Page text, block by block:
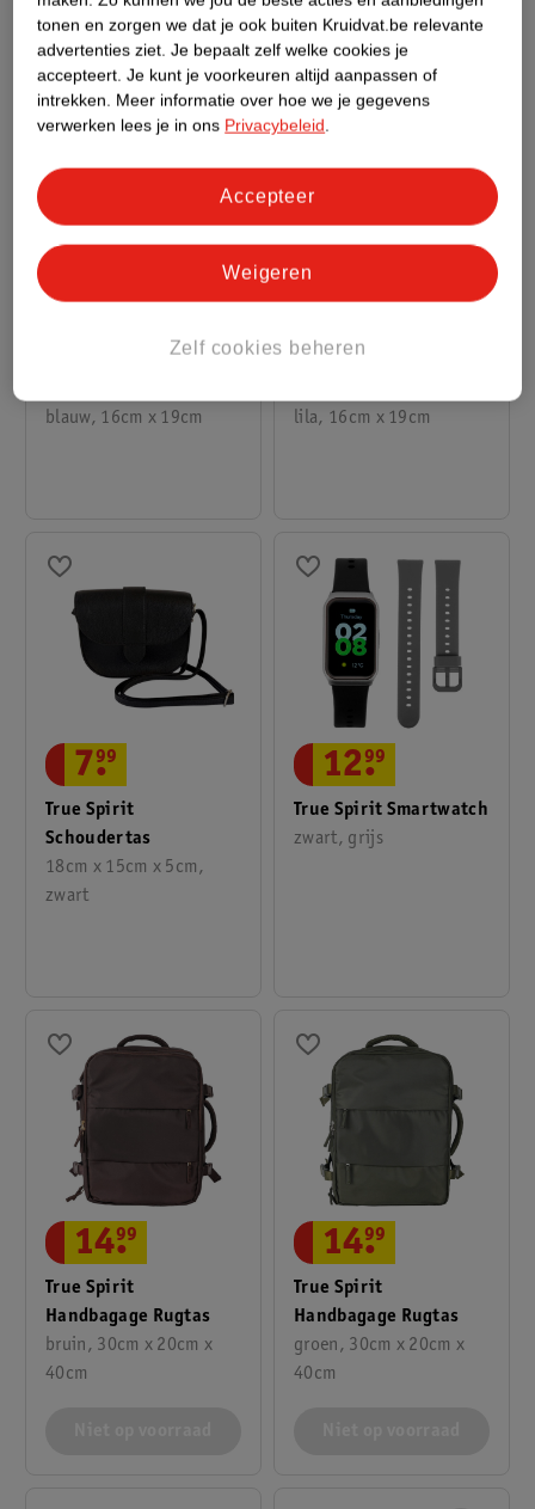
blauw, 16cm x 19cm
van 99
True Spirit
lila, 16cm x 19cm
van 99
True Spirit
Schoudertas
18cm x 15cm x 5cm,
zwart
7.
99
True Spirit Smartwatch
zwart, grijs
12.
99
True Spirit
Handbagage Rugtas
bruin, 30cm x 20cm x
40cm
14.
99
True Spirit
Handbagage Rugtas
groen, 30cm x 20cm x
40cm
14.
99
tonen en zorgen we dat je ook buiten Kruidvat.be relevante
advertenties ziet. Je bepaalt zelf welke cookies je
accepteert. Je kunt je voorkeuren altijd aanpassen of
intrekken. Meer informatie over hoe we je gegevens
verwerken lees je in ons Privacybeleid.
Zelf cookies beheren
Weigeren
Accepteer